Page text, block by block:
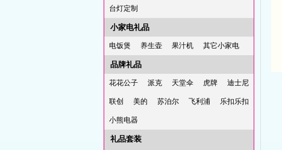
台灯定制
小家电礼品
电饭煲 养生壶 果汁机 其它小家电
品牌礼品
花花公子 派克 天堂伞 虎牌 迪士尼
联创 美的 苏泊尔 飞利浦 乐扣乐扣
小熊电器
礼品套装